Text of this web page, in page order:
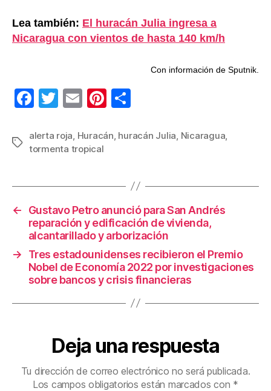
Lea también: El huracán Julia ingresa a
Nicaragua con vientos de hasta 140 km/h
Con información de Sputnik.
F
c
e
o
k
T
tt
er
E
ail
Pi
er m
ar
tir
Etiquetas
alerta roja Huracán huracán Julia Nicaragua
tormenta tropical
←
Gustavo Petro anunció para San Andrés
reparación y edificación de vivienda,
alcantarillado y arborización
→
Tres estadounidenses recibieron el Premio
Nobel de Economía 2022 por investigaciones
sobre bancos y crisis financieras
Deja una respuesta
Tu dirección de correo electrónico no será publicada.
Los campos obligatorios están marcados con *